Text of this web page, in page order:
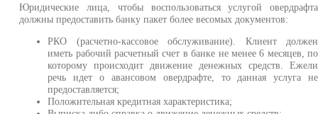
Юридические лица, чтобы воспользоваться услугой овердрафта
должны предоставить банку пакет более весомых документов:
РКО (расчетно-кассовое обслуживание). Клиент должен
иметь рабочий расчетный счет в банке не менее 6 месяцев, по
которому происходит движение денежных средств. Ежели
речь идет о авансовом овердрафте, то данная услуга не
предоставляется;
Положительная кредитная характеристика;